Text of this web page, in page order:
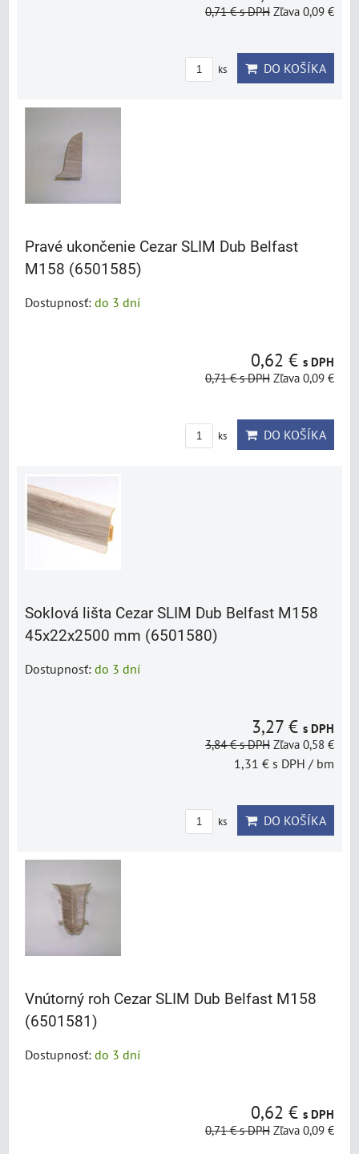
0,71 €s DPH Zľava 0,09 €
ks DO KOŠÍKA
Pravé ukončenie Cezar SLIM Dub Belfast
M158 (6501585)
Dostupnosť: do 3 dní
0,62 € s DPH
0,71 €s DPH Zľava 0,09 €
ks DO KOŠÍKA
Soklová lišta Cezar SLIM Dub Belfast M158
45x22x2500 mm (6501580)
Dostupnosť: do 3 dní
3,27 € s DPH
3,84 €s DPH Zľava 0,58 €
1,31 € s DPH / bm
ks DO KOŠÍKA
Vnútorný roh Cezar SLIM Dub Belfast M158
(6501581)
Dostupnosť: do 3 dní
0,62 € s DPH
0,71 €s DPH Zľava 0,09 €